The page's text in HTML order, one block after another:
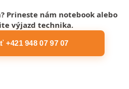
Prineste nám notebook alebo
výjazd technika.
+421 948 07 97 07